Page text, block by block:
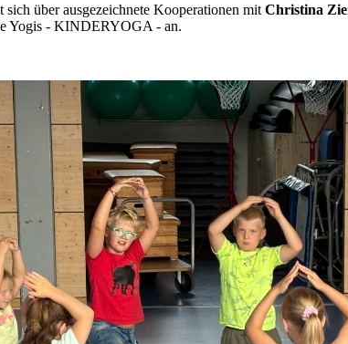
über ausgezeichnete Kooperationen mit Christina
Yogis - KINDERYOGA - an.